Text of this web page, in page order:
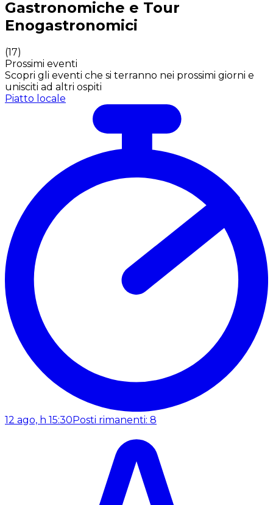
Gastronomiche e Tour
Enogastronomici
(17)
Prossimi eventi
Scopri gli eventi che si terranno nei prossimi giorni e
unisciti ad altri ospiti
Piatto locale
12 ago, h 15:30 Posti rimanenti: 8